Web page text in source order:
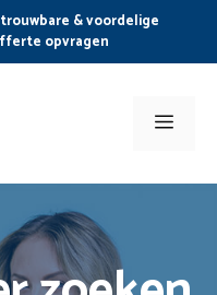
& voordelige
opvragen
Menu